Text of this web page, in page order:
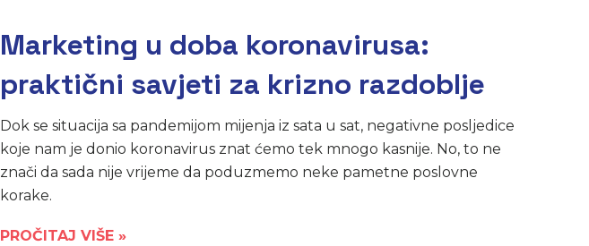
Marketing u doba koronavirusa:
praktični savjeti za krizno razdoblje
Dok se situacija sa pandemijom mijenja iz sata u sat, negativne posljedice
koje nam je donio koronavirus znat ćemo tek mnogo kasnije. No, to ne
znači da sada nije vrijeme da poduzmemo neke pametne poslovne
korake.
PROČITAJ VIŠE »